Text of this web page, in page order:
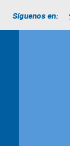
Síguenos en: